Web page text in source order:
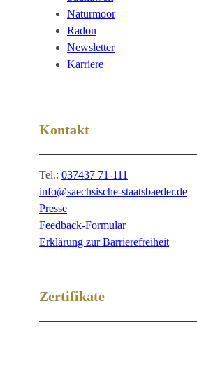
Naturmoor
Radon
Newsletter
Karriere
Kontakt
Tel.: 037437 71-111
info@saechsische-staatsbaeder.de
Presse
Feedback-Formular
Erklärung zur Barrierefreiheit
Zertifikate